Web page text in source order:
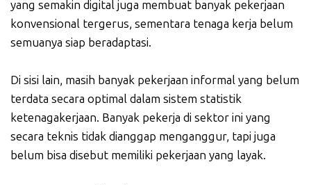
yang semakin digital juga membuat banyak pekerjaan
konvensional tergerus, sementara tenaga kerja belum
semuanya siap beradaptasi.
Di sisi lain, masih banyak pekerjaan informal yang belum
terdata secara optimal dalam sistem statistik
ketenagakerjaan. Banyak pekerja di sektor ini yang
secara teknis tidak dianggap menganggur, tapi juga
belum bisa disebut memiliki pekerjaan yang layak.